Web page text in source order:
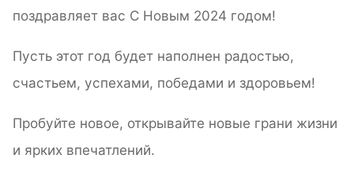
поздравляет вас С Новым 2024 годом!
Пусть этот год будет наполнен радостью,
счастьем, успехами, победами и здоровьем!
Пробуйте новое, открывайте новые грани жизни
и ярких впечатлений.